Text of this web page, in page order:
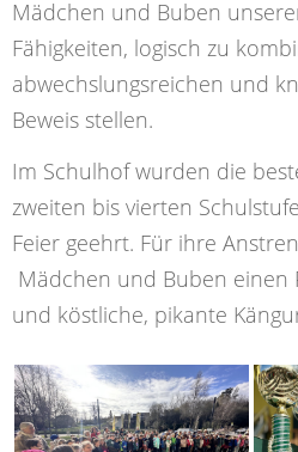
Mädchen und Buben
Fähigkeiten, logisch zu
abwechslungsreichen und
Beweis stellen.
Im Schulhof wurden die
zweiten bis vierten
Feier geehrt. Für ihre
Mädchen und Buben einen
und köstliche, pikante